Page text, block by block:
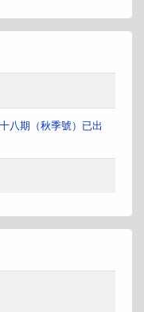
八期（秋季號）已出